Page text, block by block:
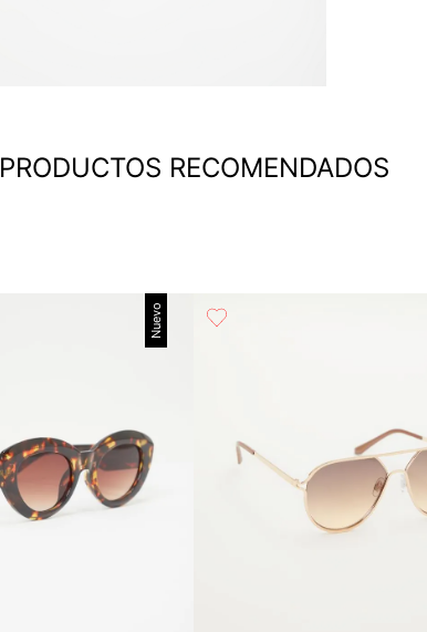
PRODUCTOS RECOMENDADOS
Nuevo